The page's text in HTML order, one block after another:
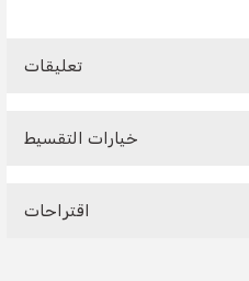
تعليقات
خيارات التقسيط
اقتراحات